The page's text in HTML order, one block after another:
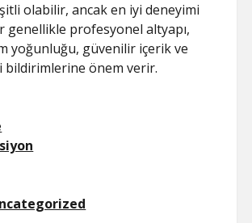
olabilir, ancak en iyi deneyimi
genellikle profesyonel altyapı,
yoğunluğu, güvenilir içerik ve
bildirimlerine önem verir.